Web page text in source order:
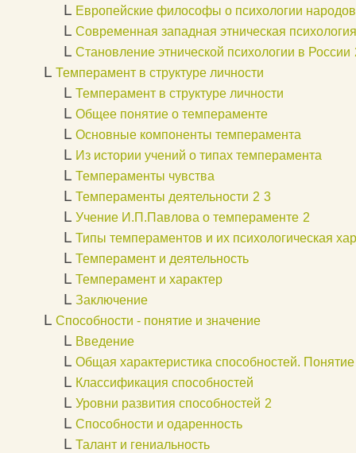
L Европейские философы о психологии народов
L Современная западная этническая психология
L Становление этнической психологии в России
L Темперамент в структуре личности
L Темперамент в структуре личности
L Общее понятие о темпераменте
L Основные компоненты темперамента
L Из истории учений о типах темперамента
L Темпераменты чувства
L Темпераменты деятельности 2 3
L Учение И.П.Павлова о темпераменте 2
L Типы темпераментов и их психологическая
L Темперамент и деятельность
L Темперамент и характер
L Заключение
L Способности - понятие и значение
L Введение
L Общая характеристика способностей.
L Классификация способностей
L Уровни развития способностей 2
L Способности и одаренность
L Талант и гениальность